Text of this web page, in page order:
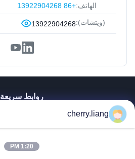
الهاتف:+86 13922904268
(ويتشات):13922904268
روابط سريعة
حول بنا
cherry.liang
1:20 PM